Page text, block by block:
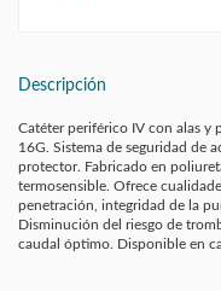
Descripción
Catéter periférico IV con alas y
16G. Sistema de seguridad de
protector. Fabricado en
termosensible. Ofrece
penetración, integridad de la
Disminución del riesgo de
caudal óptimo. Disponible en